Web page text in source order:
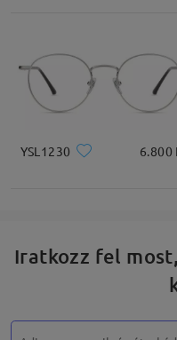
YSL1230 6.800
Iratkozz fel